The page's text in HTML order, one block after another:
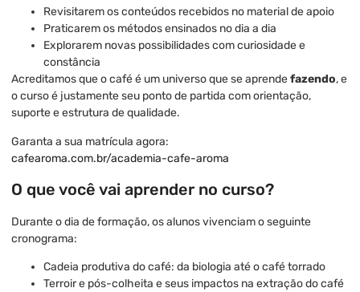
Revisitarem os conteúdos recebidos no material de apoio
Praticarem os métodos ensinados no dia a dia
Explorarem novas possibilidades com curiosidade e
constância
Acreditamos que o café é um universo que se aprendefazendo, e
o curso é justamente seu ponto de partida com orientação,
suporte e estrutura de qualidade.
Garanta a sua matrícula agora:
cafearoma.com.br/academia-cafe-aroma
O que você vai aprender no curso?
Durante o dia de formação, os alunos vivenciam o seguinte
cronograma:
Cadeia produtiva do café: da biologia até o café torrado
Terroir e pós-colheita e seus impactos na extração do café